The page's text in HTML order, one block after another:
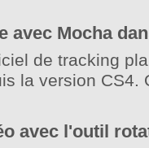
avec Mocha
de tracking
la version CS4.
avec l'outil